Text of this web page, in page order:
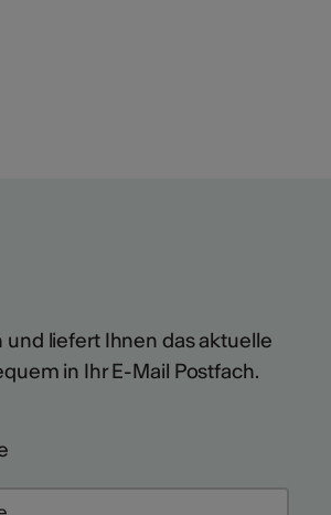
und liefert Ihnen das aktuelle
in Ihr E-Mail Postfach.